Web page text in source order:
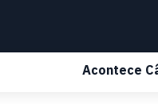
Acontece